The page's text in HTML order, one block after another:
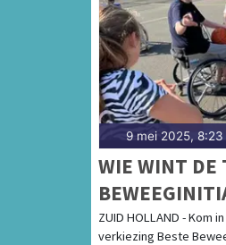
9 mei 2025, 8:23
WIE WINT DE
HOLLAND
ZUID HOLLAND - Kom
verkiezing Beste